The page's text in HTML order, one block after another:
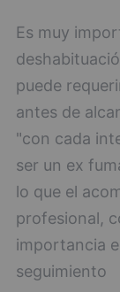
Es muy
puede
antes de
"con cada
ser un ex
lo que el
profesional,
importancia
seguimiento